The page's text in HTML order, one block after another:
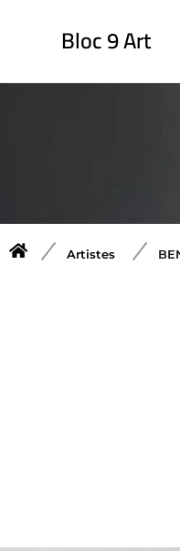
Bloc 9 Art
Artistes